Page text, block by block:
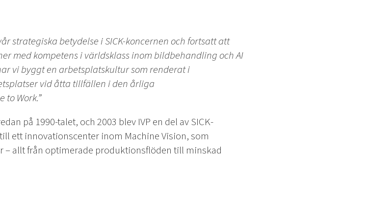
strategiska betydelse i SICK-koncernen och fortsatt att
med kompetens i världsklass inom bildbehandling och AI
vi byggt en arbetsplatskultur som renderat i
vid åtta tillfällen i den årliga
Work.”
på 1990-talet, och 2003 blev IVP en del av SICK-
ett innovationscenter inom Machine Vision, som
– allt från optimerade produktionsflöden till minskad